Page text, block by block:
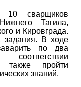
10 сварщиков
Тагила,
и Кировграда.
задания. В ходе
по два
пройти
знаний.